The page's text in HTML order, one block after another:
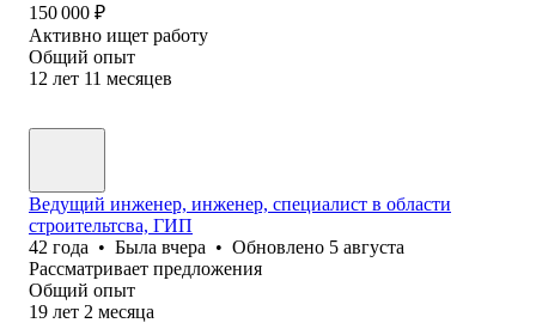
150 000 ₽
Активно ищет работу
Общий опыт
12 лет 11 месяцев
Ведущий инженер, инженер, специалист в области
строительтсва, ГИП
42 года • Была вчера • Обновлено 5 августа
Рассматривает предложения
Общий опыт
19 лет 2 месяца